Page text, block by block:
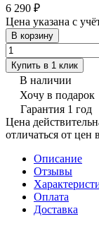
6 290 ₽
Цена указана с
В корзину
Купить в 1 клик
В наличии
Хочу в подарок
Гарантия 1 год
Цена
отличаться от цен
Описание
Отзывы
Оплата
Доставка